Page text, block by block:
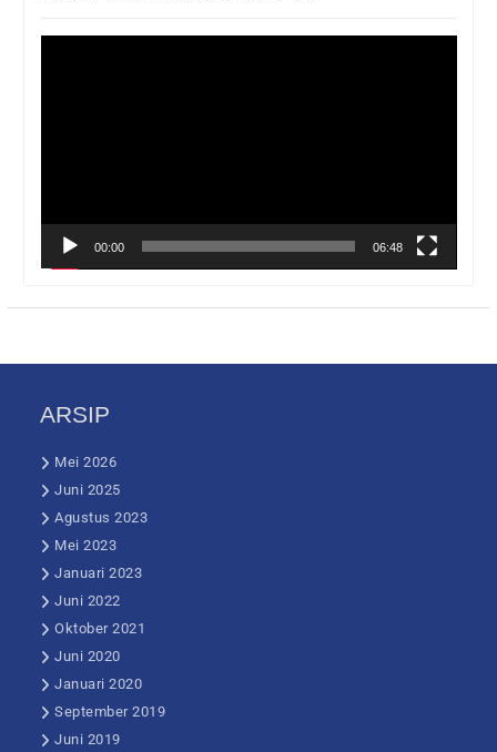
00:00 06:48
ARSIP
Mei 2026
Juni 2025
Agustus 2023
Mei 2023
Januari 2023
Juni 2022
Oktober 2021
Juni 2020
Januari 2020
September 2019
Juni 2019